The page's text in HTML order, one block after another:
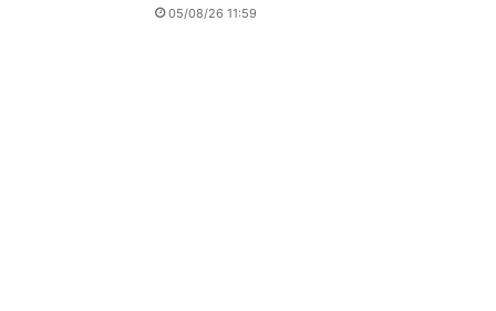
05/08/26 11:59